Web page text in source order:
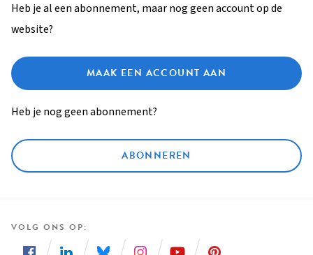
Heb je al een abonnement, maar nog geen account op de
website?
MAAK EEN ACCOUNT AAN
Heb je nog geen abonnement?
ABONNEREN
VOLG ONS OP